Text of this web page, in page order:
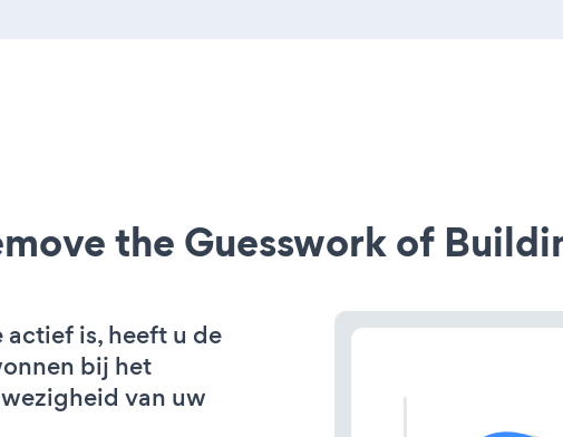
the Guesswork of
is, heeft u de
bij het
van uw